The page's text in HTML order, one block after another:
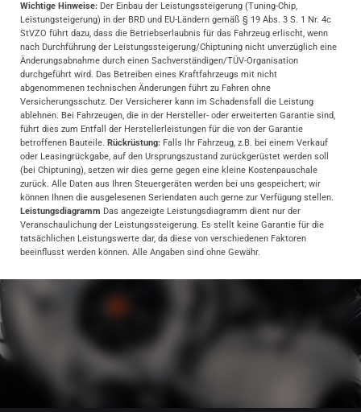
Wichtige Hinweise: Der Einbau der Leistungssteigerung (Tuning-Chip,
Leistungsteigerung) in der BRD und EU-Ländern gemäß § 19 Abs. 3 S. 1 Nr. 4c
StVZO führt dazu, dass die Betriebserlaubnis für das Fahrzeug erlischt, wenn
nach Durchführung der Leistungssteigerung/Chiptuning nicht unverzüglich eine
Änderungsabnahme durch einen Sachverständigen/TÜV-Organisation
durchgeführt wird. Das Betreiben eines Kraftfahrzeugs mit nicht
abgenommenen technischen Änderungen führt zu Fahren ohne
Versicherungsschutz. Der Versicherer kann im Schadensfall die Leistung
ablehnen. Bei Fahrzeugen, die in der Hersteller- oder erweiterten Garantie sind,
führt dies zum Entfall der Herstellerleistungen für die von der Garantie
betroffenen Bauteile. Rückrüstung: Falls Ihr Fahrzeug, z.B. bei einem Verkauf
oder Leasingrückgabe, auf den Ursprungszustand zurückgerüstet werden soll
(bei Chiptuning), setzen wir dies gerne gegen eine kleine Kostenpauschale
zurück. Alle Daten aus Ihren Steuergeräten werden bei uns gespeichert; wir
können Ihnen die ausgelesenen Seriendaten auch gerne zur Verfügung stellen.
Leistungsdiagramm Das angezeigte Leistungsdiagramm dient nur der
Veranschaulichung der Leistungssteigerung. Es stellt keine Garantie für die
tatsächlichen Leistungswerte dar, da diese von verschiedenen Faktoren
beeinflusst werden können. Alle Angaben sind ohne Gewähr.